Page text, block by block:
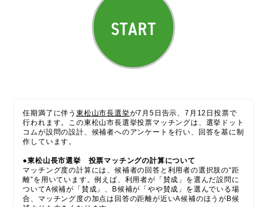
START
任期満了に伴う 東松山市長選挙が7月5日告示、7月12日投票で
行われます。この東松山市長選挙投票マッチングは、選挙ドット
コムが設問の設計、候補者へのアンケートを行い、回答を基に制
作しています。
●東松山長市選挙 投票マッチングの計算について
マッチング度の計算には、候補者の回答と利用者の選択肢の“距
離”を用いています。例えば、利用者が「賛成」を選んだ設問に
ついてA候補が「賛成」、B候補が「やや賛成」を選んでいる場
合、マッチング度の加点は回答の距離が近いA候補のほうがB候